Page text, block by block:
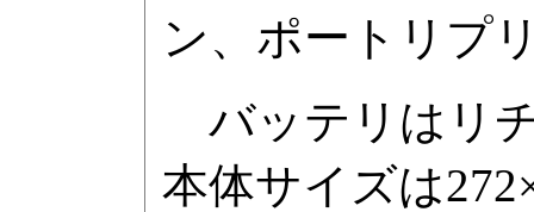
ン、ポートリプ
バッテリはリ
本体サイズは